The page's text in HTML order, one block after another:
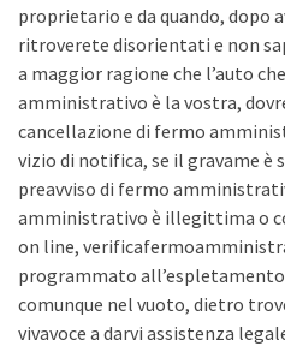
proprietario e da quando, dopo
ritroverete disorientati e non
a maggior ragione che l’auto
amministrativo è la vostra,
cancellazione di fermo
vizio di notifica, se il gravame è
preavviso di fermo
amministrativo è illegittima o
on line,
programmato
comunque nel vuoto, dietro
vivavoce a darvi assistenza